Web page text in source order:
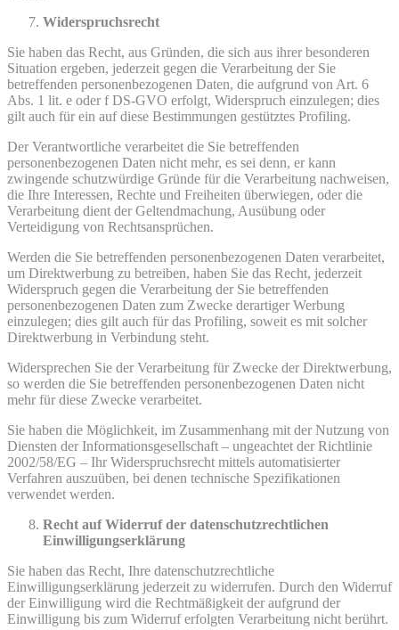
Widerspruchsrecht
Sie haben das Recht, aus Gründen, die sich aus ihrer besonderen
Situation ergeben, jederzeit gegen die Verarbeitung der Sie
betreffenden personenbezogenen Daten, die aufgrund von Art. 6
Abs. 1 lit. e oder f DS-GVO erfolgt, Widerspruch einzulegen; dies
gilt auch für ein auf diese Bestimmungen gestütztes Profiling.
Der Verantwortliche verarbeitet die Sie betreffenden
personenbezogenen Daten nicht mehr, es sei denn, er kann
zwingende schutzwürdige Gründe für die Verarbeitung nachweisen,
die Ihre Interessen, Rechte und Freiheiten überwiegen, oder die
Verarbeitung dient der Geltendmachung, Ausübung oder
Verteidigung von Rechtsansprüchen.
Werden die Sie betreffenden personenbezogenen Daten verarbeitet,
um Direktwerbung zu betreiben, haben Sie das Recht, jederzeit
Widerspruch gegen die Verarbeitung der Sie betreffenden
personenbezogenen Daten zum Zwecke derartiger Werbung
einzulegen; dies gilt auch für das Profiling, soweit es mit solcher
Direktwerbung in Verbindung steht.
Widersprechen Sie der Verarbeitung für Zwecke der Direktwerbung,
so werden die Sie betreffenden personenbezogenen Daten nicht
mehr für diese Zwecke verarbeitet.
Sie haben die Möglichkeit, im Zusammenhang mit der Nutzung von
Diensten der Informationsgesellschaft – ungeachtet der Richtlinie
2002/58/EG – Ihr Widerspruchsrecht mittels automatisierter
Verfahren auszuüben, bei denen technische Spezifikationen
verwendet werden.
Recht auf Widerruf der datenschutzrechtlichen
Einwilligungserklärung
Sie haben das Recht, Ihre datenschutzrechtliche
Einwilligungserklärung jederzeit zu widerrufen. Durch den Widerruf
der Einwilligung wird die Rechtmäßigkeit der aufgrund der
Einwilligung bis zum Widerruf erfolgten Verarbeitung nicht berührt.